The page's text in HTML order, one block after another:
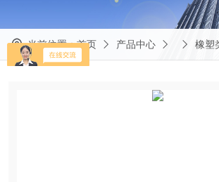
当前位置：首页 产品中心 橡塑